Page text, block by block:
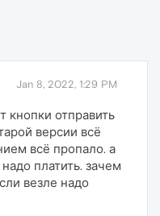
Jan 8, 2022, 1:29 PM
кнопки отправить
версии всё
всё пропало. а
платить. зачем
везле надо